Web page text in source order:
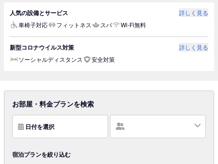
人気の設備とサービス
詳しく見る
車椅子対応
フィットネス スパ Wi-Fi無料
新型コロナウイルス対策
詳しく見る
ソーシャルディスタンス
安全対策
お部屋・料金プランを検索
日付を選択
宿泊プランを絞り込む